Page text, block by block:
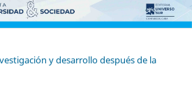
y desarrollo después de la